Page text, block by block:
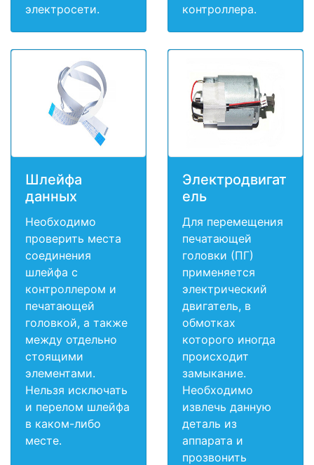
электросети.
контроллера.
Шлейфа
данных
Необходимо
проверить места
соединения
шлейфа с
контроллером и
печатающей
головкой, а также
между отдельно
стоящими
элементами.
Нельзя исключать
и перелом шлейфа
в каком-либо
месте.
Электродвигат
ель
Для перемещения
печатающей
головки (ПГ)
применяется
электрический
двигатель, в
обмотках
которого иногда
происходит
замыкание.
Необходимо
извлечь данную
деталь из
аппарата и
прозвонить